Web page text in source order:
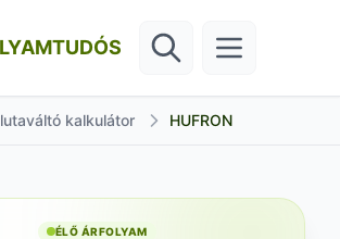
kalkulátor HUFRON
ÉLŐ ÁRFOLYAM